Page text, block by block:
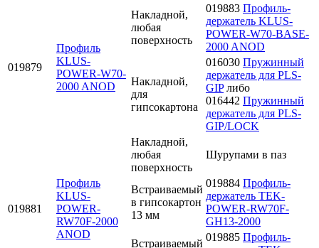
019879
Профиль
KLUS-
POWER-W70-
2000 ANOD
Накладной,
любая
поверхность
019883 Профиль-
держатель KLUS-
POWER-W70-BASE-
2000 ANOD
Накладной,
для
гипсокартона
016030 Пружинный
держатель для PLS-
GIPлибо
016442 Пружинный
держатель для PLS-
GIP/LOCK
019881
Профиль
KLUS-
POWER-
RW70F-2000
ANOD
Накладной,
любая
поверхность
Шурупами в паз
Встраиваемый
в гипсокартон
13 мм
019884 Профиль-
держатель TEK-
POWER-RW70F-
GH13-2000
Встраиваемый
019885 Профиль-